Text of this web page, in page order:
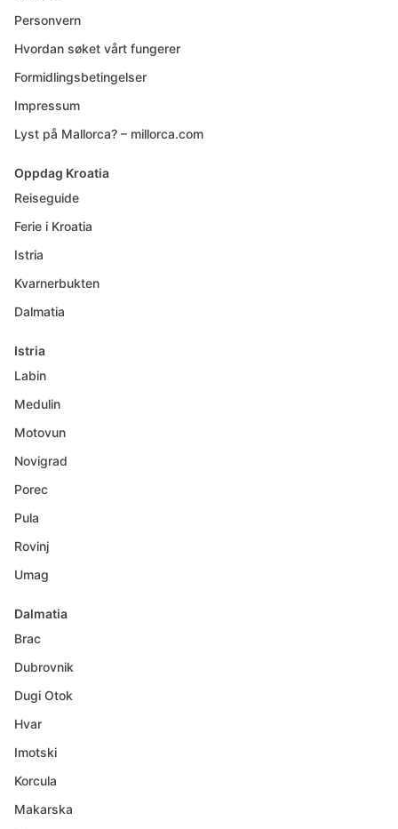
Personvern
Hvordan søket vårt fungerer
Formidlingsbetingelser
Impressum
Lyst på Mallorca? – millorca.com
Oppdag Kroatia
Reiseguide
Ferie i Kroatia
Istria
Kvarnerbukten
Dalmatia
Istria
Labin
Medulin
Motovun
Novigrad
Porec
Pula
Rovinj
Umag
Dalmatia
Brac
Dubrovnik
Dugi Otok
Hvar
Imotski
Korcula
Makarska